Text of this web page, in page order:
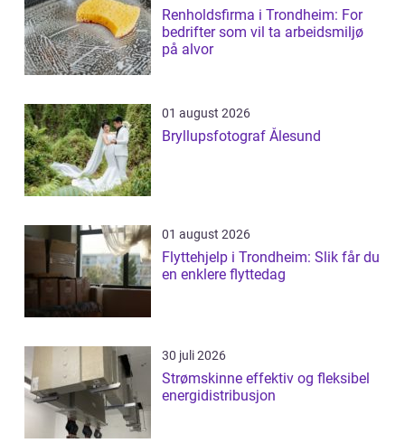
Renholdsfirma i Trondheim: For
bedrifter som vil ta arbeidsmiljø
på alvor
01 august 2026
Bryllupsfotograf Ålesund
01 august 2026
Flyttehjelp i Trondheim: Slik får du
en enklere flyttedag
30 juli 2026
Strømskinne effektiv og fleksibel
energidistribusjon